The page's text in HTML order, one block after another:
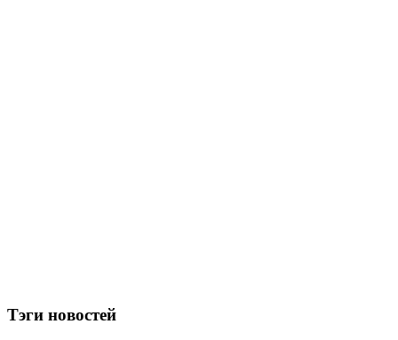
Тэги новостей